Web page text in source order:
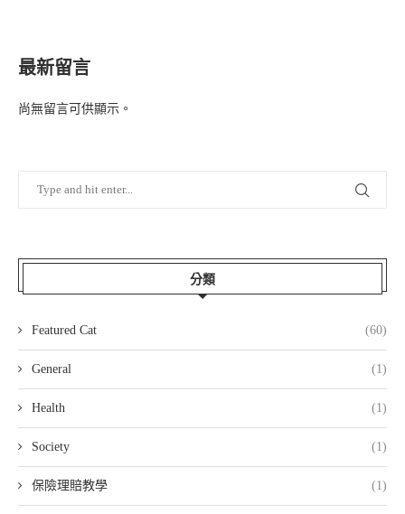
最新留言
尚無留言可供顯示。
分類
Featured Cat (60)
General (1)
Health (1)
Society (1)
保險理賠教學 (1)